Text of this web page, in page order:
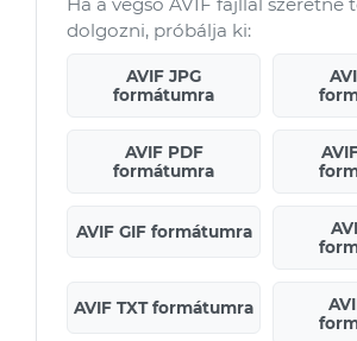
dolgozni, próbálja ki:
AVIF JPG
formátumra
AVIF PDF
formátumra
AVIF GIF formátumra
AVIF TXT formátumra